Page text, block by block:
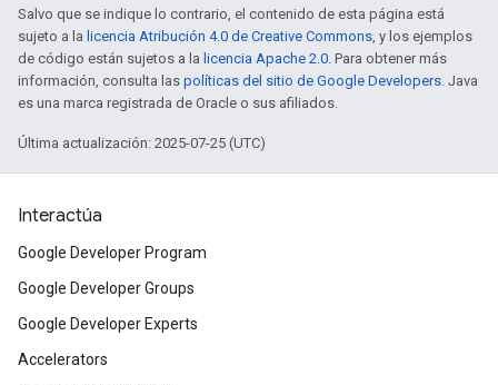
Salvo que se indique lo contrario, el contenido de esta página está
sujeto a la licencia Atribución 4.0 de Creative Commons, y los ejemplos
de código están sujetos a la licencia Apache 2.0. Para obtener más
información, consulta las políticas del sitio de Google Developers. Java
es una marca registrada de Oracle o sus afiliados.
Última actualización: 2025-07-25 (UTC)
Interactúa
Google Developer Program
Google Developer Groups
Google Developer Experts
Accelerators